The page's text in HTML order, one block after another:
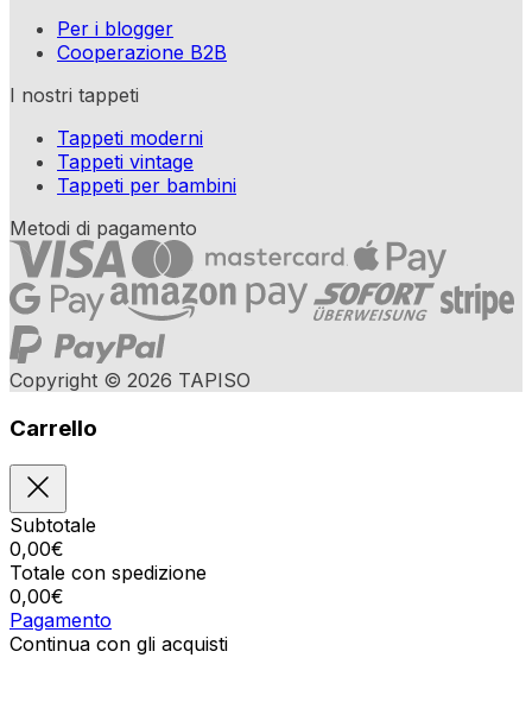
Per i blogger
Cooperazione B2B
I nostri tappeti
Tappeti moderni
Tappeti vintage
Tappeti per bambini
Metodi di pagamento
Copyright © 2026 TAPISO
Carrello
Subtotale
0,00€
Totale con spedizione
0,00€
Pagamento
Continua con gli acquisti